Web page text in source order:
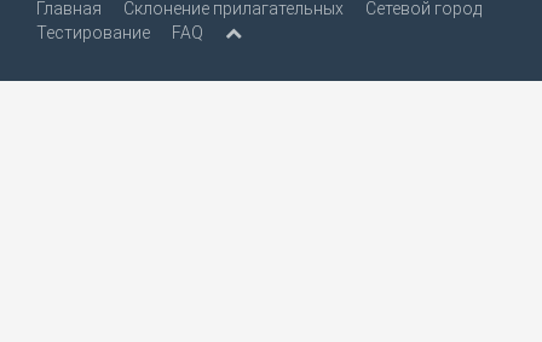
Главная
Склонение прилагательных
Сетевой город
Тестирование
FAQ